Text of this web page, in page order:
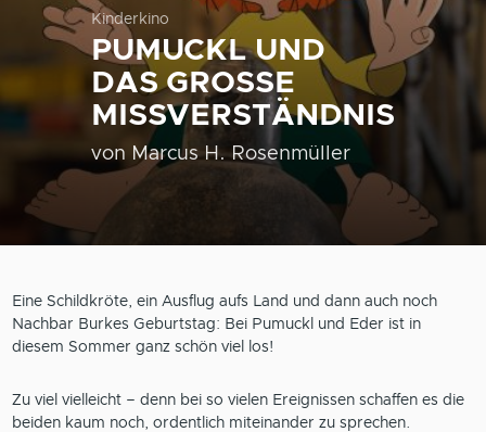
Kinderkino
PUMUCKL UND
DAS GROSSE M
ISSVERSTÄNDNIS
von Marcus H. Rosenmüller
Eine Schildkröte, ein Ausflug aufs Land und dann auch noch
Nachbar Burkes Geburtstag: Bei Pumuckl und Eder ist in
diesem Sommer ganz schön viel los!
Zu viel vielleicht – denn bei so vielen Ereignissen schaffen es die
beiden kaum noch, ordentlich miteinander zu sprechen.